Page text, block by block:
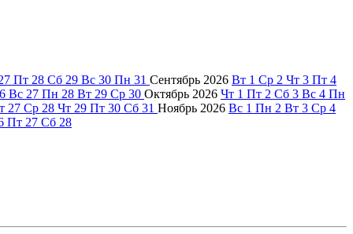
Пт 28 Сб 29 Вс 30 Пн 31 Сентябрь 2026 Вт 1 Ср 2 Чт 3 Пт 4
Вс 27 Пн 28 Вт 29 Ср 30 Октябрь 2026 Чт 1 Пт 2 Сб 3 Вс 4 Пн
27 Ср 28 Чт 29 Пт 30 Сб 31 Ноябрь 2026 Вс 1 Пн 2 Вт 3 Ср 4
Пт 27 Сб 28